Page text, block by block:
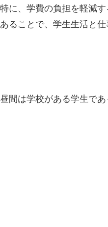
に、学費の負担を軽減
ことで、学生生活と仕
間は学校がある学生で